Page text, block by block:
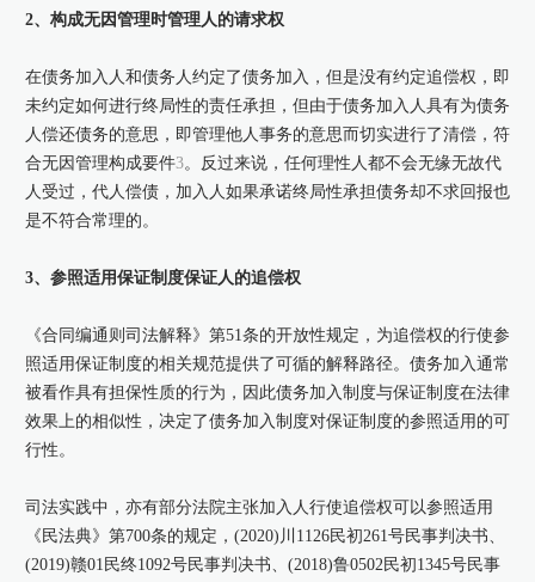
2、构成无因管理时管理人的请求权
在债务加入人和债务人约定了债务加入，但是没有约定追偿权，即
未约定如何进行终局性的责任承担，但由于债务加入人具有为债务
人偿还债务的意思，即管理他人事务的意思而切实进行了清偿，符
合无因管理构成要件3。反过来说，任何理性人都不会无缘无故代
人受过，代人偿债，加入人如果承诺终局性承担债务却不求回报也
是不符合常理的。
3、参照适用保证制度保证人的追偿权
《合同编通则司法解释》第51条的开放性规定，为追偿权的行使参
照适用保证制度的相关规范提供了可循的解释路径。债务加入通常
被看作具有担保性质的行为，因此债务加入制度与保证制度在法律
效果上的相似性，决定了债务加入制度对保证制度的参照适用的可
行性。
司法实践中，亦有部分法院主张加入人行使追偿权可以参照适用
《民法典》第700条的规定，(2020)川1126民初261号民事判决书、
(2019)赣01民终1092号民事判决书、(2018)鲁0502民初1345号民事